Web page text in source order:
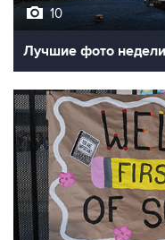
Лучшие фото недели